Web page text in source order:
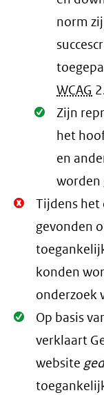
norm
WCAG
Oké.
Zijn
het
en
worden
Niet
Oké.
Tijdens
gevonden
konden
onderzoek
Oké.
Op basis
verklaart
website